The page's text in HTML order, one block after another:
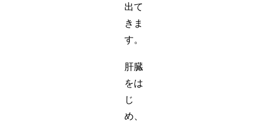
出て
きま
す。
肝臓
をは
じ
め、